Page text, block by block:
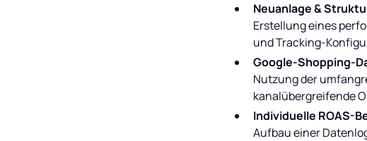
Neuanlage &
Erstellung eines
und Tracking-
Google-Shopping-
Nutzung der
kanalübergreifende
Individuelle ROAS-
Aufbau einer